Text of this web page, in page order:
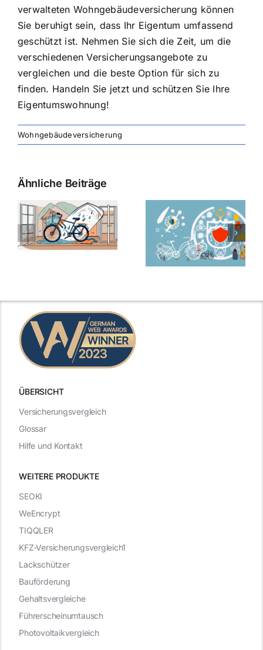
verwalteten Wohngebäudeversicherung können
Sie beruhigt sein, dass Ihr Eigentum umfassend
geschützt ist. Nehmen Sie sich die Zeit, um die
verschiedenen Versicherungsangebote zu
vergleichen und die beste Option für sich zu
finden. Handeln Sie jetzt und schützen Sie Ihre
Eigentumswohnung!
Wohngebäudeversicherung
Ähnliche Beiträge
ÜBERSICHT
WEITERE PRODUKTE
Versicherungsvergleich
Glossar
Hilfe und Kontakt
SEOKI
WeEncrypt
TIQQLER
KFZ-Versicherungsvergleich1
Lackschützer
Bauförderung
Gehaltsvergleiche
Führerscheinumtausch
Photovoltaikvergleich